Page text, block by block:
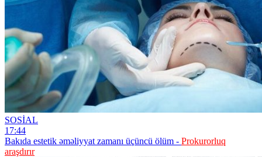
SOSİAL
17:44
Bakıda estetik əməliyyat zamanı üçüncü ölüm - Prokurorluq
araşdırır